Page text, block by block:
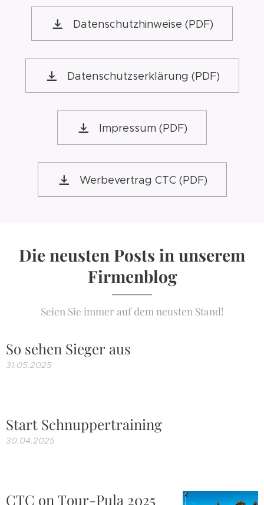
Datenschutzhinweise (PDF)
Datenschutzserklärung (PDF)
Impressum (PDF)
Werbevertrag CTC (PDF)
Die neusten Posts in unserem
Firmenblog
Seien Sie immer auf dem neusten Stand!
So sehen Sieger aus
31.05.2025
Start Schnuppertraining
30.04.2025
CTC on Tour-Pula 2025